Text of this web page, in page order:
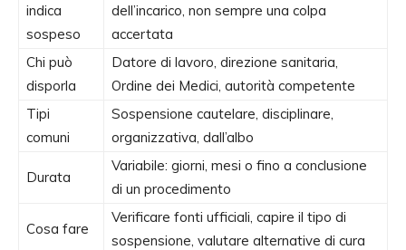
indica
sospeso
dell’incarico, non sempre una colpa
accertata
Chi può
disporla
Datore di lavoro, direzione sanitaria,
Ordine dei Medici, autorità competente
Tipi
comuni
Sospensione cautelare, disciplinare,
organizzativa, dall’albo
Durata
Variabile: giorni, mesi o fino a conclusione
di un procedimento
Cosa fare
Verificare fonti ufficiali, capire il tipo di
sospensione, valutare alternative di cura